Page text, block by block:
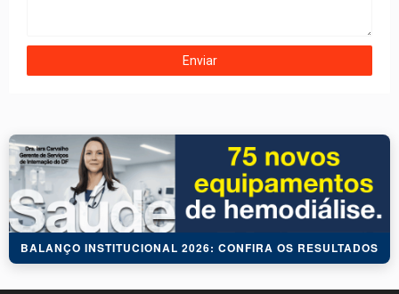
BALANÇO INSTITUCIONAL 2026: CONFIRA OS RESULTADOS